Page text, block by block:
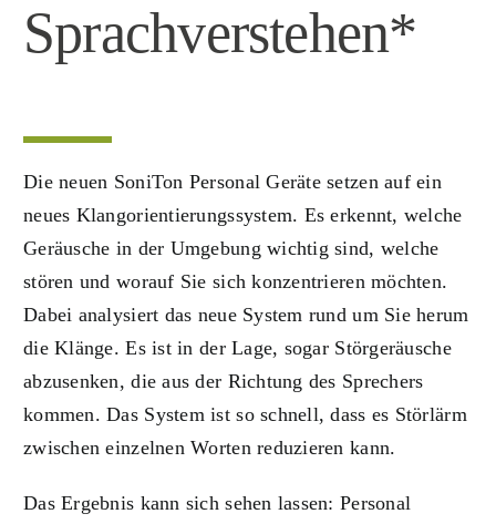
Sprachverstehen*
Die neuen SoniTon Personal Geräte setzen auf ein
neues Klangorientierungssystem. Es erkennt, welche
Geräusche in der Umgebung wichtig sind, welche
stören und worauf Sie sich konzentrieren möchten.
Dabei analysiert das neue System rund um Sie herum
die Klänge. Es ist in der Lage, sogar Störgeräusche
abzusenken, die aus der Richtung des Sprechers
kommen. Das System ist so schnell, dass es Störlärm
zwischen einzelnen Worten reduzieren kann.
Das Ergebnis kann sich sehen lassen: Personal